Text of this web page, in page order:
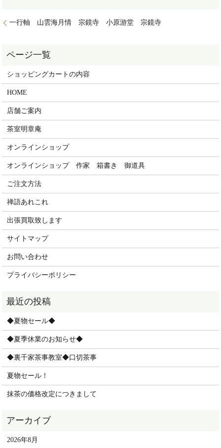
一行軸 山雲海月情 宗鏡寺 小原游堂 宗鏡寺
ショッピングカートの内容
HOME
店舗ご案内
茶室明章庵
オンラインショップ
オンラインショップ 作家 箱書き 御道具
ご注文方法
禅語あれこれ
出張買取致します
サイトマップ
お問い合わせ
プライバシーポリシー
◆夏物セール◆
◆夏季休業のお知らせ◆
◆裏千家茶事教室◆口切茶事
夏物セール！
抹茶の価格改定につきまして
2026年8月